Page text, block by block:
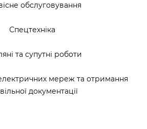
обслуговування
Спецтехніка
та супутні роботи
мереж та отримання
документації